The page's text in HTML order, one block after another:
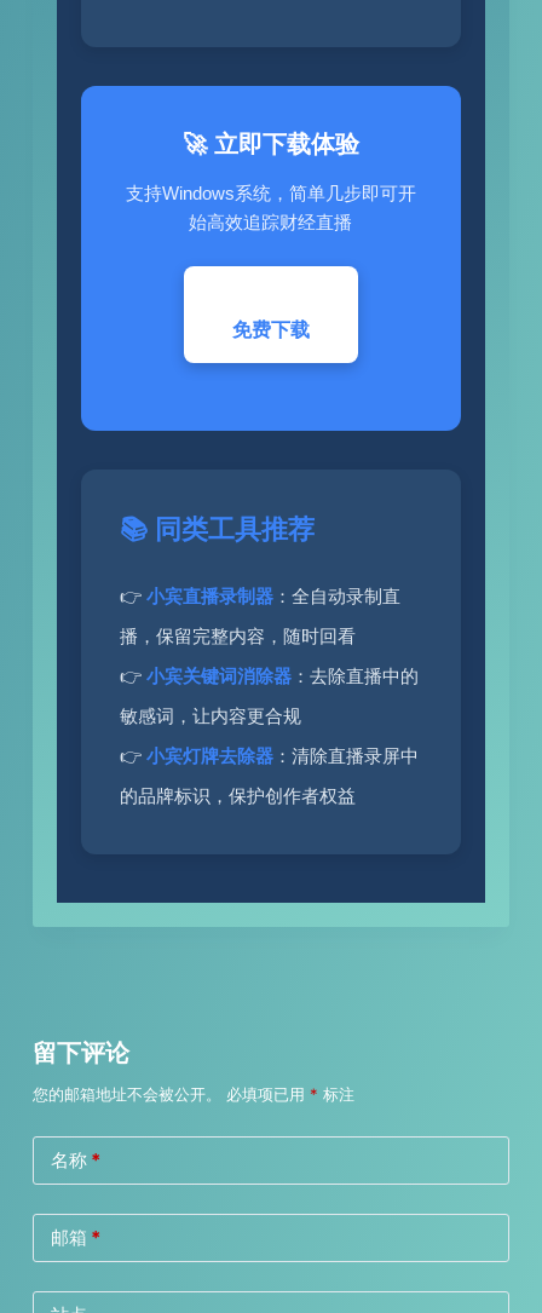
🚀 立即下载体验
支持Windows系统，简单几步即可开
始高效追踪财经直播
免费下载
📚 同类工具推荐
👉 小宾直播录制器：全自动录制直
播，保留完整内容，随时回看
👉 小宾关键词消除器：去除直播中的
敏感词，让内容更合规
👉 小宾灯牌去除器：清除直播录屏中
的品牌标识，保护创作者权益
留下评论
您的邮箱地址不会被公开。 必填项已用 * 标注
名称*
邮箱 *